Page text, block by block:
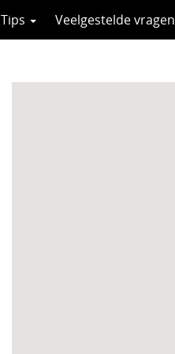
Tips Veelgestelde vragen